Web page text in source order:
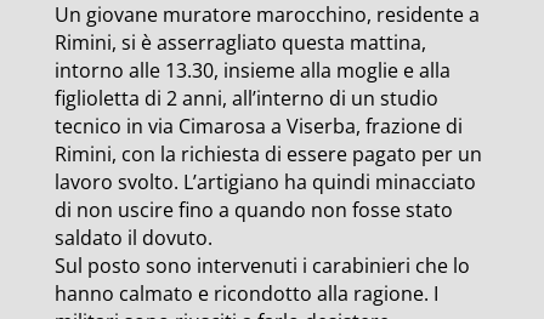
Un giovane muratore marocchino, residente a
Rimini, si è asserragliato questa mattina,
intorno alle 13.30, insieme alla moglie e alla
figlioletta di 2 anni, all’interno di un studio
tecnico in via Cimarosa a Viserba, frazione di
Rimini, con la richiesta di essere pagato per un
lavoro svolto. L’artigiano ha quindi minacciato
di non uscire fino a quando non fosse stato
saldato il dovuto.
Sul posto sono intervenuti i carabinieri che lo
hanno calmato e ricondotto alla ragione. I